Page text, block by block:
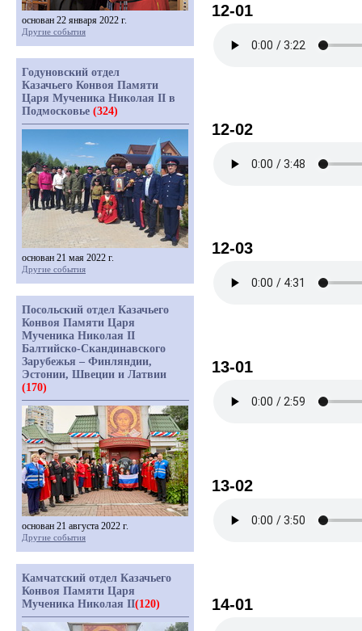
12-01
12-02
12-03
13-01
13-02
14-01
основан 22 января 2022 г.
Другие события
Годуновский отдел
Казачьего Конвоя Памяти
Царя Мученика Николая II в
Подмосковье (324)
основан 21 мая 2022 г.
Другие события
Посольский отдел Казачьего
Конвоя Памяти Царя
Мученика Николая II
Балтийско-Скандинавского
Зарубежья – Финляндии,
Эстонии, Швеции и Латвии
(170)
основан 21 августа 2022 г.
Другие события
Камчатский отдел Казачьего
Конвоя Памяти Царя
Мученика Николая II(120)